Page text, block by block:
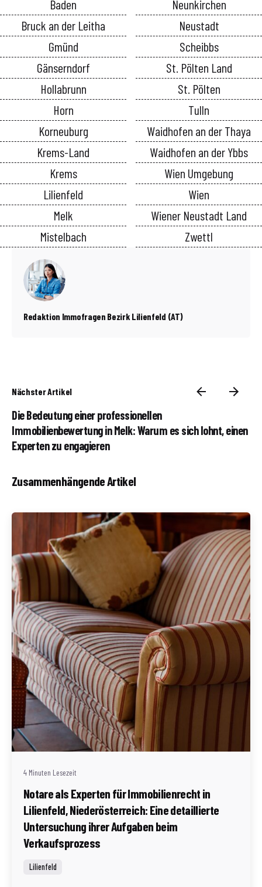
Baden
Bruck an der Leitha
Gmünd
Gänserndorf
Hollabrunn
Horn
Korneuburg
Krems-Land
Krems
Lilienfeld
Melk
Mistelbach
Neunkirchen
Neustadt
Scheibbs
St. Pölten Land
St. Pölten
Tulln
Waidhofen an der Thaya
Waidhofen an der Ybbs
Wien Umgebung
Wien
Wiener Neustadt Land
Zwettl
Redaktion Immofragen Bezirk Lilienfeld (AT)
Nächster Artikel
Die Bedeutung einer professionellen
Immobilienbewertung in Melk: Warum es sich lohnt, einen
Experten zu engagieren
Zusammenhängende Artikel
Geschrieben von
Redaktion Immofragen Bezirk Lilienfeld (AT)
4 Minuten Lesezeit
Notare als Experten für Immobilienrecht in
Lilienfeld, Niederösterreich: Eine detaillierte
Untersuchung ihrer Aufgaben beim
Verkaufsprozess
Lilienfeld